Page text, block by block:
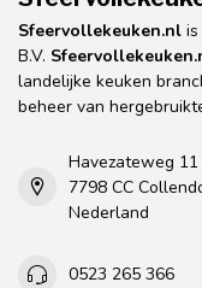
Sfeervollekeuken.nl
B.V.
landelijke keuken
beheer van
Havezateweg 11
7798 CC
Nederland
0523 265 366